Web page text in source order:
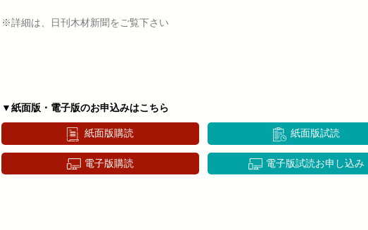
※詳細は、日刊木材新聞をご覧下さい
▼紙面版・電子版のお申込みはこちら
紙面版購読 紙面版試読
電子版購読 電子版試読お申し込み